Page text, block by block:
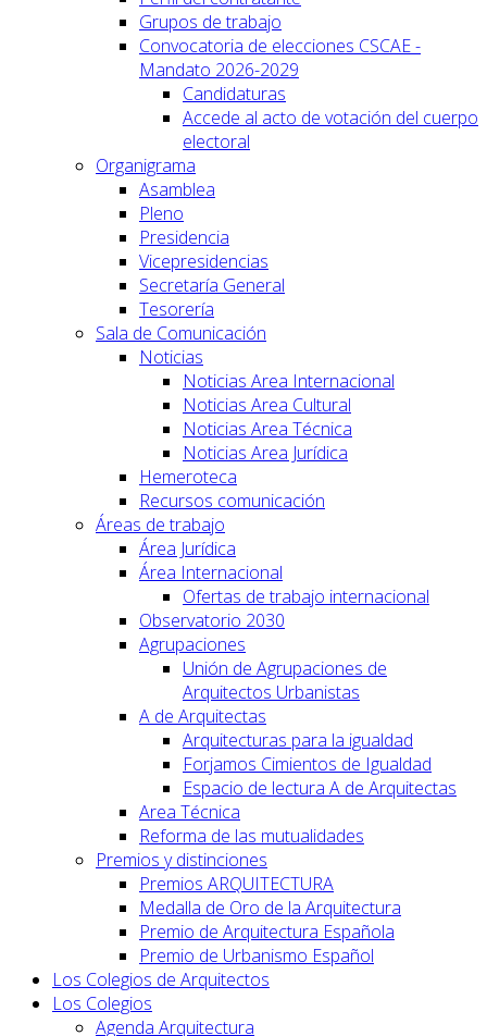
Grupos de trabajo
Convocatoria de elecciones CSCAE -
Mandato 2026-2029
Candidaturas
Accede al acto de votación del cuerpo
electoral
Organigrama
Asamblea
Pleno
Presidencia
Vicepresidencias
Secretaría General
Tesorería
Sala de Comunicación
Noticias
Noticias Area Internacional
Noticias Area Cultural
Noticias Area Técnica
Noticias Area Jurídica
Hemeroteca
Recursos comunicación
Áreas de trabajo
Área Jurídica
Área Internacional
Ofertas de trabajo internacional
Observatorio 2030
Agrupaciones
Unión de Agrupaciones de
Arquitectos Urbanistas
A de Arquitectas
Arquitecturas para la igualdad
Forjamos Cimientos de Igualdad
Espacio de lectura A de Arquitectas
Area Técnica
Reforma de las mutualidades
Premios y distinciones
Premios ARQUITECTURA
Medalla de Oro de la Arquitectura
Premio de Arquitectura Española
Premio de Urbanismo Español
Los Colegios de Arquitectos
Los Colegios
Agenda Arquitectura